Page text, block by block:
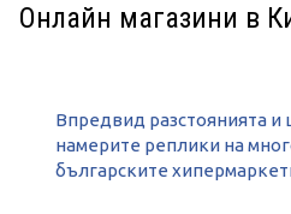
Онлайн магазини в
Впредвид разстоянията и
намерите реплики на
българските